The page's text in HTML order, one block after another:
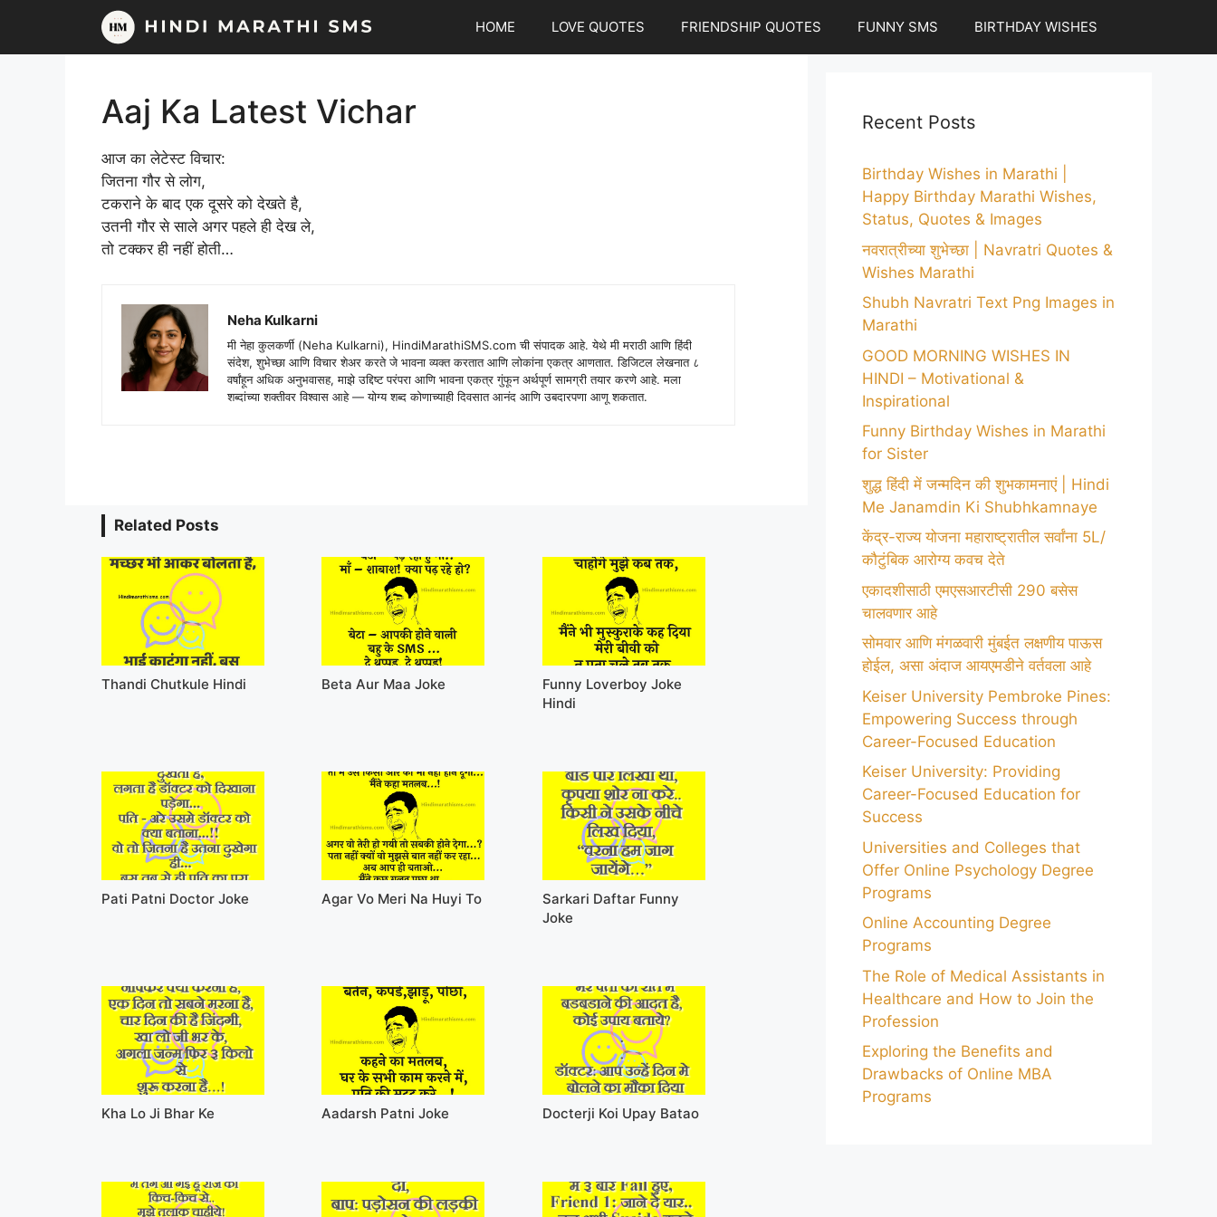
content
HOME LOVE QUOTES FRIENDSHIP QUOTES FUNNY SMS BIRTHDAY WISHES
Aaj Ka Latest Vichar
आज का लेटेस्ट विचार:
जितना गौर से लोग,
टकराने के बाद एक दूसरे को देखते है,
उतनी गौर से साले अगर पहले ही देख ले,
तो टक्कर ही नहीं होती…
Neha Kulkarni
मी नेहा कुलकर्णी (Neha Kulkarni), HindiMarathiSMS.com ची संपादक आहे. येथे मी मराठी आणि हिंदी
संदेश, शुभेच्छा आणि विचार शेअर करते जे भावना व्यक्त करतात आणि लोकांना एकत्र आणतात. डिजिटल लेखनात ८
वर्षांहून अधिक अनुभवासह, माझे उद्दिष्ट परंपरा आणि भावना एकत्र गुंफून अर्थपूर्ण सामग्री तयार करणे आहे. मला
शब्दांच्या शक्तीवर विश्वास आहे — योग्य शब्द कोणाच्याही दिवसात आनंद आणि उबदारपणा आणू शकतात.
Related Posts
Thandi Chutkule Hindi Beta Aur Maa Joke
Funny Loverboy Joke
Hindi
Pati Patni Doctor Joke Agar Vo Meri Na Huyi To
Sarkari Daftar Funny
Joke
Kha Lo Ji Bhar Ke Aadarsh Patni Joke Docterji Koi Upay Batao
Recent Posts
Birthday Wishes in Marathi |
Happy Birthday Marathi Wishes,
Status, Quotes & Images
नवरात्रीच्या शुभेच्छा | Navratri Quotes &
Wishes Marathi
Shubh Navratri Text Png Images in
Marathi
GOOD MORNING WISHES IN
HINDI – Motivational &
Inspirational
Funny Birthday Wishes in Marathi
for Sister
शुद्ध हिंदी में जन्मदिन की शुभकामनाएं | Hindi
Me Janamdin Ki Shubhkamnaye
केंद्र-राज्य योजना महाराष्ट्रातील सर्वांना 5L/
कौटुंबिक आरोग्य कवच देते
एकादशीसाठी एमएसआरटीसी 290 बसेस
चालवणार आहे
सोमवार आणि मंगळवारी मुंबईत लक्षणीय पाऊस
होईल, असा अंदाज आयएमडीने वर्तवला आहे
Keiser University Pembroke Pines:
Empowering Success through
Career-Focused Education
Keiser University: Providing
Career-Focused Education for
Success
Universities and Colleges that
Offer Online Psychology Degree
Programs
Online Accounting Degree
Programs
The Role of Medical Assistants in
Healthcare and How to Join the
Profession
Exploring the Benefits and
Drawbacks of Online MBA
Programs